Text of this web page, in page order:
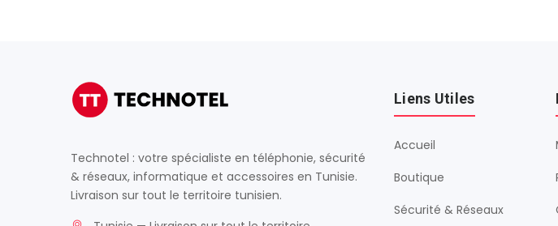
Technotel : votre spécialiste en téléphonie, sécurité
& réseaux, informatique et accessoires en Tunisie.
Livraison sur tout le territoire tunisien.
Liens Utiles
Accueil
Boutique
Sécurité & Réseaux